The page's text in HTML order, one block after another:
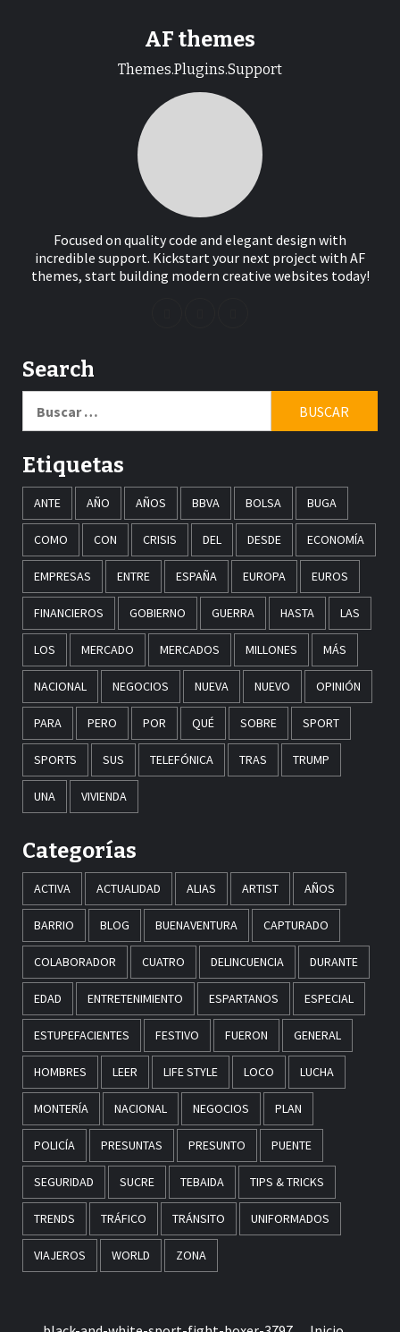
AF themes
Themes.Plugins.Support
Focused on quality code and elegant design with
incredible support. Kickstart your next project with AF
themes, start building modern creative websites today!
Search
Etiquetas
ANTE AÑO AÑOS BBVA BOLSA BUGA
COMO CON CRISIS DEL DESDE ECONOMÍA
EMPRESAS ENTRE ESPAÑA EUROPA EUROS
FINANCIEROS GOBIERNO GUERRA HASTA LAS
LOS MERCADO MERCADOS MILLONES MÁS
NACIONAL NEGOCIOS NUEVA NUEVO OPINIÓN
PARA PERO POR QUÉ SOBRE SPORT
SPORTS SUS TELEFÓNICA TRAS TRUMP
UNA VIVIENDA
Categorías
ACTIVA ACTUALIDAD ALIAS ARTIST AÑOS
BARRIO BLOG BUENAVENTURA CAPTURADO
COLABORADOR CUATRO DELINCUENCIA DURANTE
EDAD ENTRETENIMIENTO ESPARTANOS ESPECIAL
ESTUPEFACIENTES FESTIVO FUERON GENERAL
HOMBRES LEER LIFE STYLE LOCO LUCHA
MONTERÍA NACIONAL NEGOCIOS PLAN
POLICÍA PRESUNTAS PRESUNTO PUENTE
SEGURIDAD SUCRE TEBAIDA TIPS & TRICKS
TRENDS TRÁFICO TRÁNSITO UNIFORMADOS
VIAJEROS WORLD ZONA